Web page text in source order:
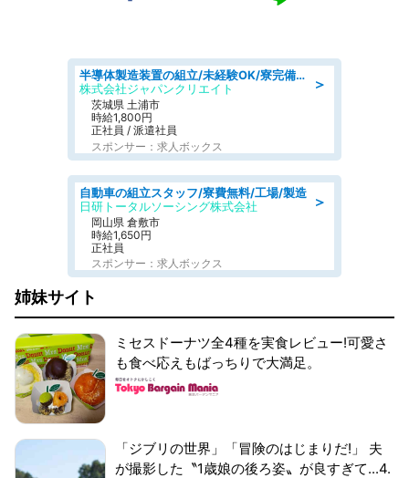
＞
半導体製造装置の組立/未経験OK/寮完備/寮費無料/土日祝休み/高収入
株式会社ジャパンクリエイト
茨城県 土浦市
時給1,800円
正社員 / 派遣社員
スポンサー：求人ボックス
＞
自動車の組立スタッフ/寮費無料/工場/製造
日研トータルソーシング株式会社
岡山県 倉敷市
時給1,650円
正社員
スポンサー：求人ボックス
姉妹サイト
ミセスドーナツ全4種を実食レビュー!可愛さ
も食べ応えもばっちりで大満足。
「ジブリの世界」「冒険のはじまりだ!」 夫
が撮影した〝1歳娘の後ろ姿〟が良すぎて...4.